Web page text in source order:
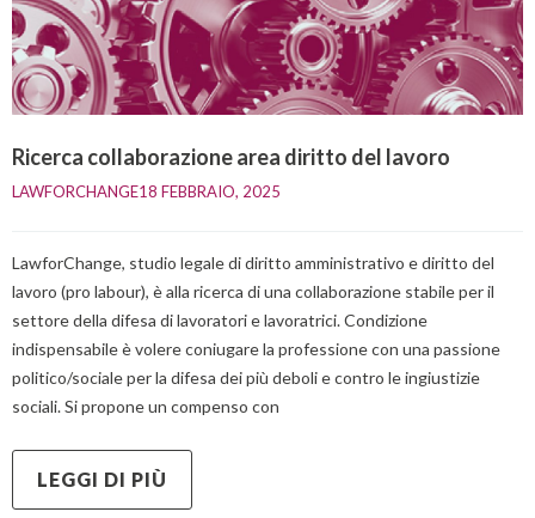
Ricerca collaborazione area diritto del lavoro
LAWFORCHANGE18 FEBBRAIO, 2025
LawforChange, studio legale di diritto amministrativo e diritto del
lavoro (pro labour), è alla ricerca di una collaborazione stabile per il
settore della difesa di lavoratori e lavoratrici. Condizione
indispensabile è volere coniugare la professione con una passione
politico/sociale per la difesa dei più deboli e contro le ingiustizie
sociali. Si propone un compenso con
LEGGI DI PIÙ